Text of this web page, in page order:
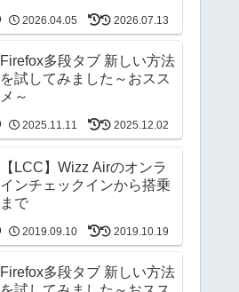
2026.04.05 2026.07.13
Firefox多段タブ 新しい方法
を試してみました～おスス
メ～
2025.11.11 2025.12.02
【LCC】Wizz Airのオンラ
インチェックインから搭乗
まで
2019.09.10 2019.10.19
Firefox多段タブ 新しい方法